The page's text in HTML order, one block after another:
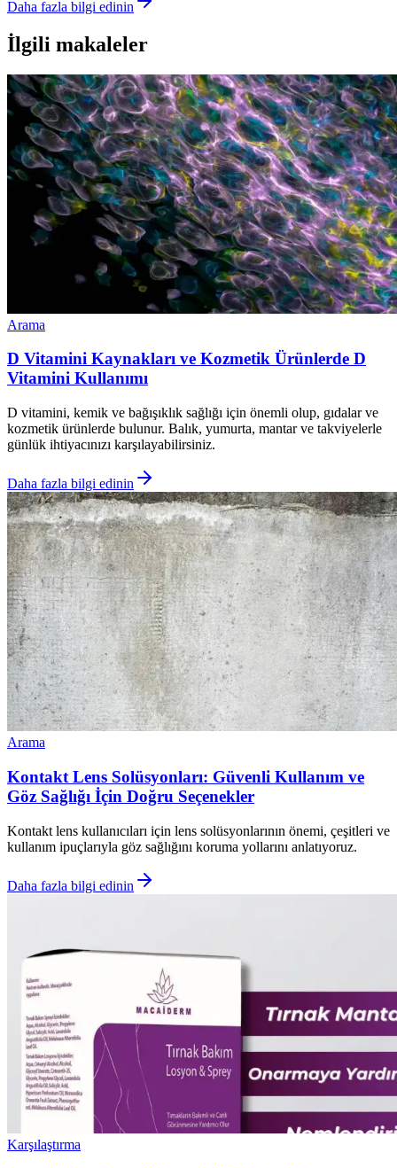
Daha fazla bilgi edinin
İlgili makaleler
Arama
D Vitamini Kaynakları ve Kozmetik Ürünlerde D
Vitamini Kullanımı
D vitamini, kemik ve bağışıklık sağlığı için önemli olup, gıdalar ve
kozmetik ürünlerde bulunur. Balık, yumurta, mantar ve takviyelerle
günlük ihtiyacınızı karşılayabilirsiniz.
Daha fazla bilgi edinin
Arama
Kontakt Lens Solüsyonları: Güvenli Kullanım ve
Göz Sağlığı İçin Doğru Seçenekler
Kontakt lens kullanıcıları için lens solüsyonlarının önemi, çeşitleri ve
kullanım ipuçlarıyla göz sağlığını koruma yollarını anlatıyoruz.
Daha fazla bilgi edinin
Karşılaştırma